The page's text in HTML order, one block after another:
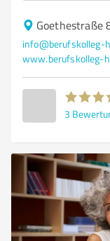
Goethestraße
info@berufskolleg-
www.berufskolleg-
3